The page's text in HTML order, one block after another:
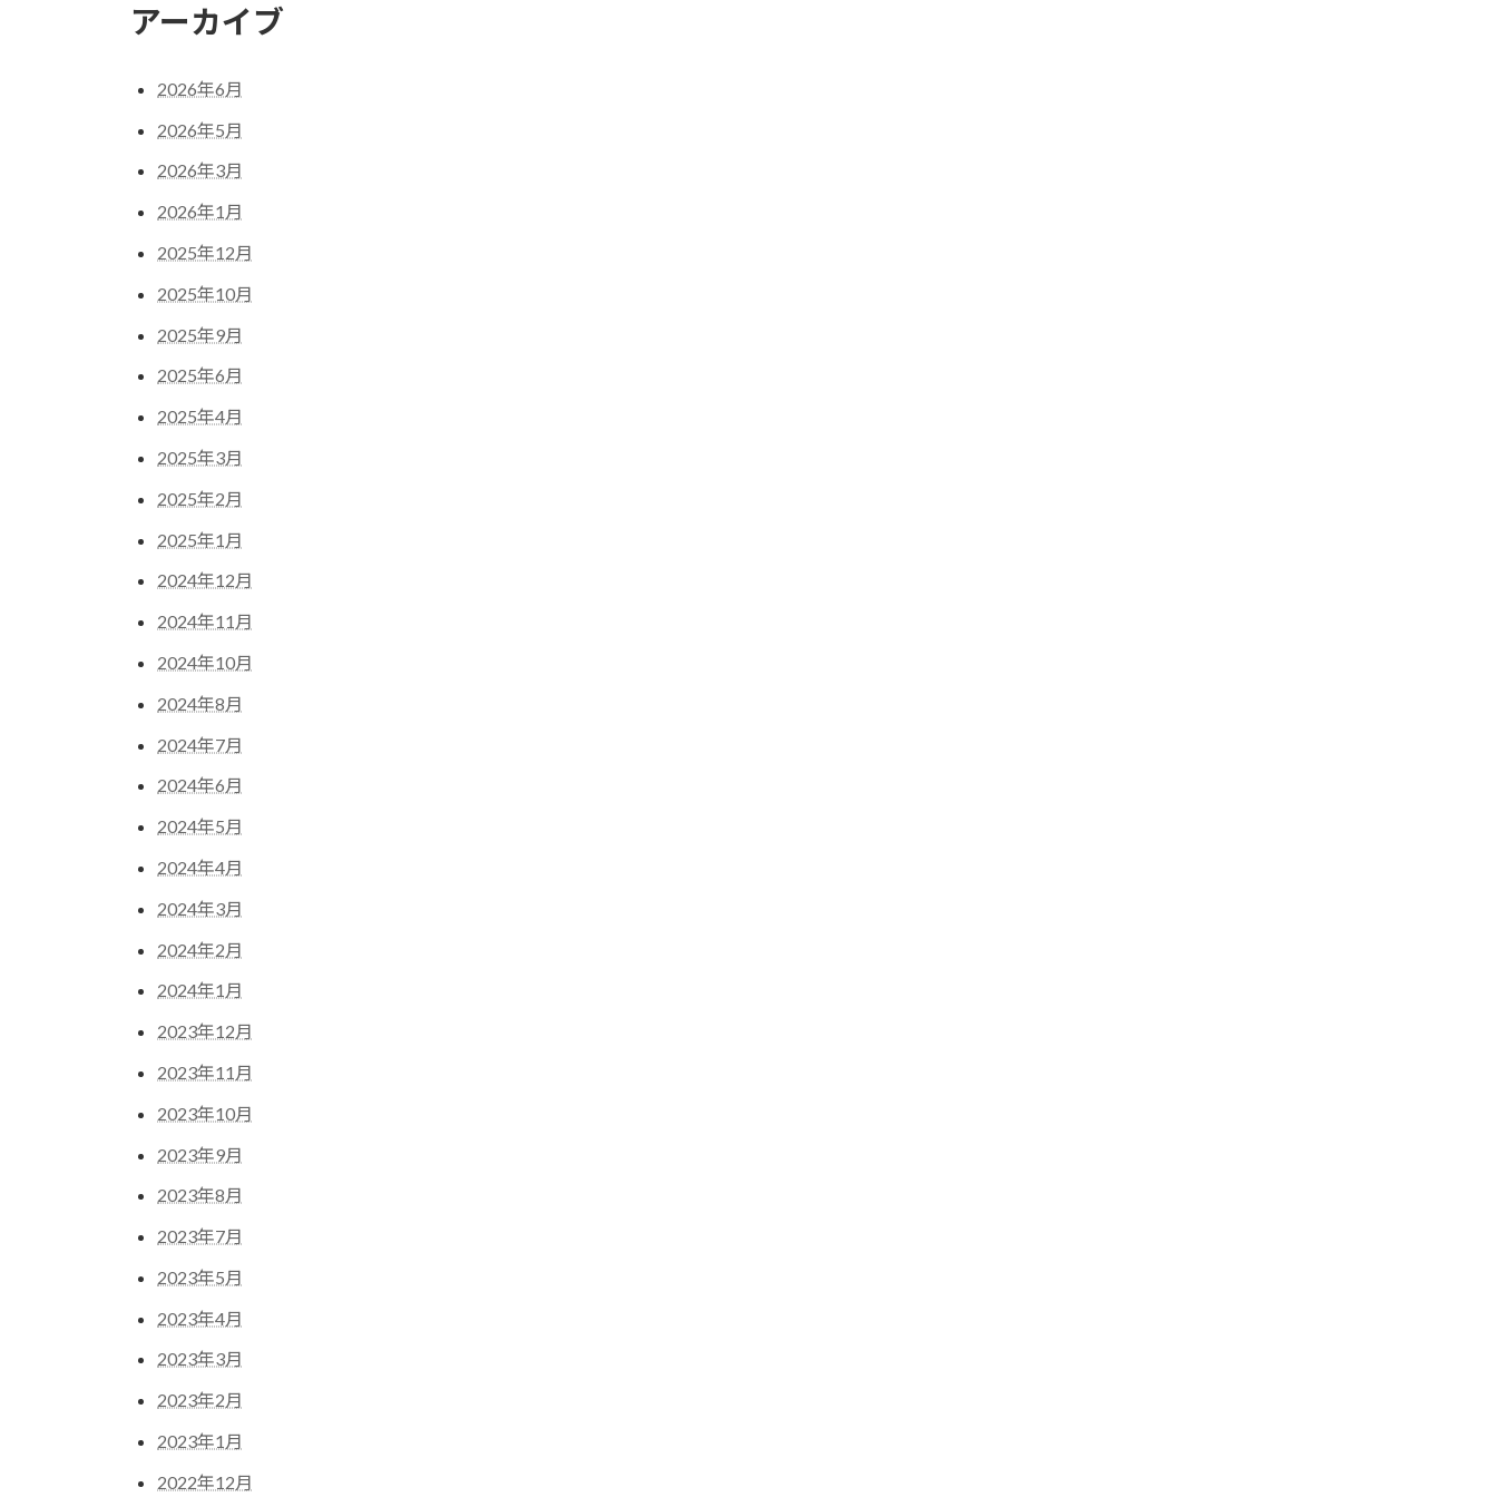
アーカイブ
2026年6月
2026年5月
2026年3月
2026年1月
2025年12月
2025年10月
2025年9月
2025年6月
2025年4月
2025年3月
2025年2月
2025年1月
2024年12月
2024年11月
2024年10月
2024年8月
2024年7月
2024年6月
2024年5月
2024年4月
2024年3月
2024年2月
2024年1月
2023年12月
2023年11月
2023年10月
2023年9月
2023年8月
2023年7月
2023年5月
2023年4月
2023年3月
2023年2月
2023年1月
2022年12月